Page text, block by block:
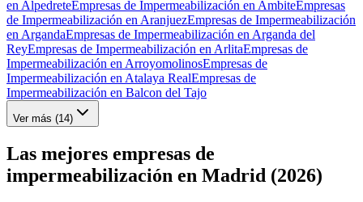
en AlpedreteEmpresas de Impermeabilización en AmbiteEmpresas
de Impermeabilización en AranjuezEmpresas de Impermeabilización
en ArgandaEmpresas de Impermeabilización en Arganda del
ReyEmpresas de Impermeabilización en ArlitaEmpresas de
Impermeabilización en ArroyomolinosEmpresas de
Impermeabilización en Atalaya RealEmpresas de
Impermeabilización en Balcon del Tajo
Ver más (14)
Las mejores empresas de
impermeabilización en Madrid (2026)